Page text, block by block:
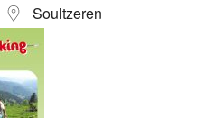
Soultzeren